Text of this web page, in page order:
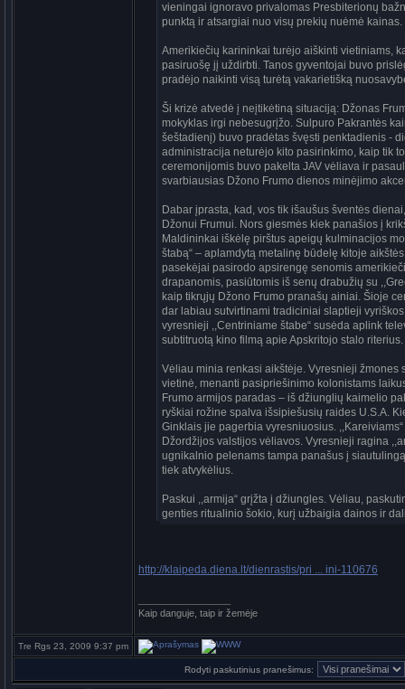
vieningai ignoravo privalomas Presbiterionų
punktą ir atsargiai nuo visų prekių nuėmė kainas.
Amerikiečių karininkai turėjo aiškinti vietiniams,
pasiruošę jį uždirbti. Tanos gyventojai buvo
pradėjo naikinti visą turėtą vakarietišką
Ši krizė atvedė į neįtikėtiną situaciją: Džonas
mokyklas irgi nebesugrįžo. Sulpuro Pakrantės
šeštadienį) buvo pradėtas švęsti penktadienis -
administracija neturėjo kito pasirinkimo, kaip tik
ceremonijomis buvo pakelta JAV vėliava ir
svarbiausias Džono Frumo dienos minėjimo
Dabar įprasta, kad, vos tik išaušus šventės
Džonui Frumui. Nors giesmės kiek panašios į
Maldininkai iškėlę pirštus apeigų kulminacijos
štabą“ – aplamdytą metalinę būdelę kitoje
pasekėjai pasirodo apsirengę senomis
drapanomis, pasiūtomis iš senų drabužių su
kaip tikrųjų Džono Frumo pranašų ainiai. Šioje
dar labiau sutvirtinami tradiciniai slaptieji
vyresnieji ,,Centriniame štabe“ susėda aplink
subtitruotą kino filmą apie Apskritojo stalo riterius.
Vėliau minia renkasi aikštėje. Vyresnieji žmones
vietinė, menanti pasipriešinimo kolonistams
Frumo armijos paradas – iš džiunglių kaimelio
ryškiai rožine spalva išsipiešusių raides U.S.A.
Ginklais jie pagerbia vyresniuosius.
Džordžijos valstijos vėliavos. Vyresnieji ragina
ugnikalnio pelenams tampa panašus į
tiek atvykėlius.
Paskui ,,armija“ grįžta į džiungles. Vėliau,
genties ritualinio šokio, kurį užbaigia dainos ir
http://klaipeda.diena.lt/dienrastis/pri ... ini-110676
Kaip danguje, taip ir žemėje
Tre Rgs 23, 2009 9:37 pm
Rodyti paskutinius pranešimus: